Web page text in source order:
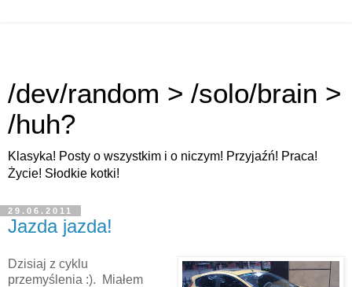
/dev/random > /solo/brain >
/huh?
Klasyka! Posty o wszystkim i o niczym! Przyjaźń! Praca!
Życie! Słodkie kotki!
29.06.2011
Jazda jazda!
Dzisiaj z cyklu
przemyślenia :). Miałem